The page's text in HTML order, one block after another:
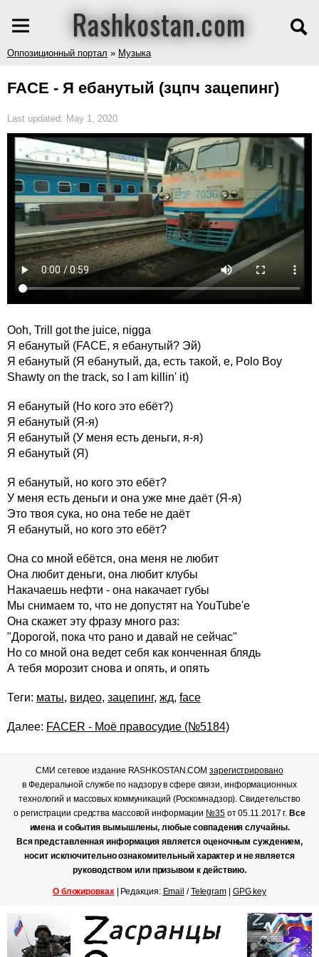
Rashkostan.com
Оппозиционный портал » Музыка
FACE - Я ебанутый (зцпч зацепинг)
Last updated: May 1, 2020
Ooh, Trill got the juice, nigga
Я ебанутый (FACE, я ебанутый? Эй)
Я ебанутый (Я ебанутый, да, есть такой, е, Polo Boy
Shawty on the track, so I am killin' it)
Я ебанутый (Но кого это ебёт?)
Я ебанутый (Я-я)
Я ебанутый (У меня есть деньги, я-я)
Я ебанутый (Я)
Я ебанутый, но кого это ебёт?
У меня есть деньги и она уже мне даёт (Я-я)
Это твоя сука, но она тебе не даёт
Я ебанутый, но кого это ебёт?
Она со мной ебётся, она меня не любит
Она любит деньги, она любит клубы
Накачаешь нефти - она накачает губы
Мы снимаем то, что не допустят на YouTube'е
Она скажет эту фразу много раз:
"Дорогой, пока что рано и давай не сейчас"
Но со мной она ведет себя как конченная блядь
А тебя морозит снова и опять, и опять
Теги: маты, видео, зацепинг, жд, face
Далее: FACER - Моё правосудие (№5184)
СМИ сетевое издание RASHKOSTAN.COMзарегистрировано
в Федеральной службе по надзору в сфере связи, информационных
технологий и массовых коммуникаций (Роскомнадзор). Свидетельство
о регистрации средства массовой информации №35от 05.11.2017 г. Все
имена и события вымышлены, любые совпадения случайны.
Вся представленная информация является оценочным суждением,
носит исключительно ознакомительный характер и не является
руководством или призывом к действию.
О блокировках| Редакция: Email /Telegram| GPG key